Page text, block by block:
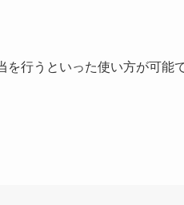
行うといった使い方が可能で